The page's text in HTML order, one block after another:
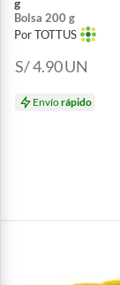
g
Bolsa 200 g
Por TOTTUS
S/ 4.90UN
Envíorápido